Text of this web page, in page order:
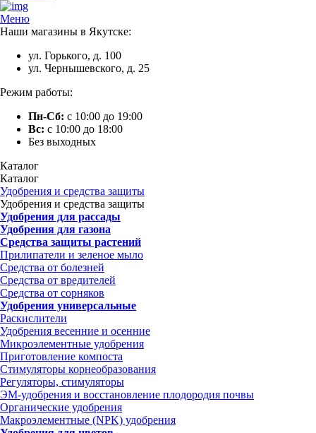
Меню
Наши магазины в Якутске:
ул. Горького, д. 100
ул. Чернышевского, д. 25
Режим работы:
Пн-Сб: с 10:00 до 19:00
Вс: с 10:00 до 18:00
Без выходных
Каталог
Каталог
Удобрения и средства защиты
Удобрения и средства защиты
Удобрения для рассады
Удобрения для газона
Средства защиты растений
Прилипатели и зеленое мыло
Средства от болезней
Средства от вредителей
Средства от сорняков
Удобрения универсальные
Раскислители
Удобрения весенние и осенние
Микроэлементные удобрения
Приготовление компоста
Стимуляторы корнеобразования
Регуляторы, стимуляторы
ЭМ-удобрения и восстановление плодородия почвы
Органические удобрения
Макроэлементные (NPK) удобрения